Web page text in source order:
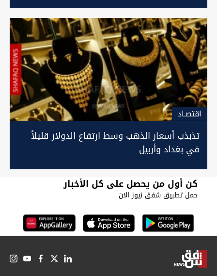
اقتصـاد
تذبذب أسعار الذهب وسط ارتفاع الدولار قليلاً
في بغداد وأربيل
كن أول من يحصل على كل الأخبار
حمل تطبيق شفق نيوز الان